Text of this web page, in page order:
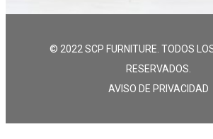
© 2022 SCP FURNITURE. TODOS
RESERVADOS.
AVISO DE PRIVACIDAD